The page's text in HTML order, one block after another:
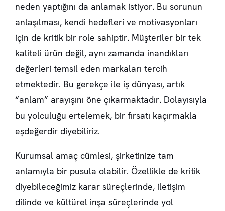
neden yaptığını da anlamak istiyor. Bu sorunun
anlaşılması, kendi hedefleri ve motivasyonları
için de kritik bir role sahiptir. Müşteriler bir tek
kaliteli ürün değil, aynı zamanda inandıkları
değerleri temsil eden markaları tercih
etmektedir. Bu gerekçe ile iş dünyası, artık
“anlam” arayışını öne çıkarmaktadır. Dolayısıyla
bu yolculuğu ertelemek, bir fırsatı kaçırmakla
eşdeğerdir diyebiliriz.
Kurumsal amaç cümlesi, şirketinize tam
anlamıyla bir pusula olabilir. Özellikle de kritik
diyebileceğimiz karar süreçlerinde, iletişim
dilinde ve kültürel inşa süreçlerinde yol